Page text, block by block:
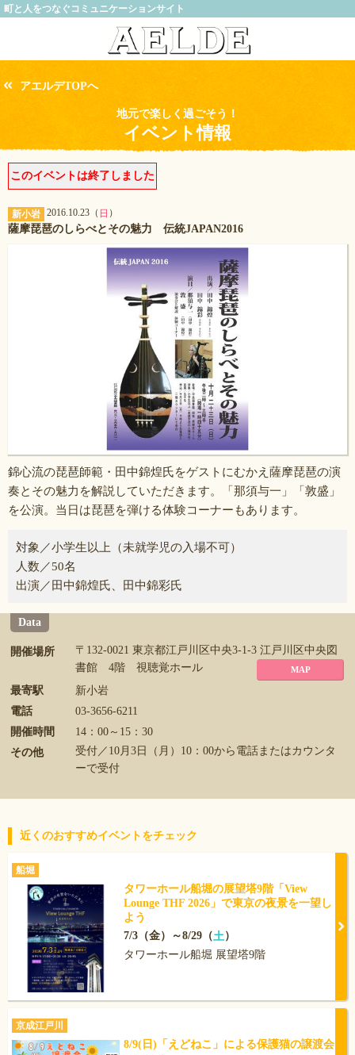
町と人をつなぐコミュニケーションサイト
アエルデTOPへ
地元で楽しく過ごそう！
イベント情報
このイベントは終了しました
新小岩 2016.10.23（ 日 ）
薩摩琵琶のしらべとその魅力 伝統JAPAN2016
錦心流の琵琶師範・田中錦煌氏をゲストにむかえ薩摩琵琶の演
奏とその魅力を解説していただきます。「那須与一」「敦盛」
を公演。当日は琵琶を弾ける体験コーナーもあります。
対象／小学生以上（未就学児の入場不可）
人数／50名
出演／田中錦煌氏、田中錦彩氏
Data
開催場所
〒132-0021 東京都江戸川区中央3-1-3 江戸川区中央図
書館 4階 視聴覚ホール
MAP
最寄駅
新小岩
電話
03-3656-6211
開催時間
14：00～15：30
その他
受付／10月3日（月）10：00から電話またはカウンタ
ーで受付
近くのおすすめイベントをチェック
船堀
タワーホール船堀の展望塔9階「View
Lounge THF 2026」で東京の夜景を一望し
よう
7/3（金）～8/29（土 ）
タワーホール船堀 展望塔9階
京成江戸川
8/9(日)「えどねこ」による保護猫の譲渡会